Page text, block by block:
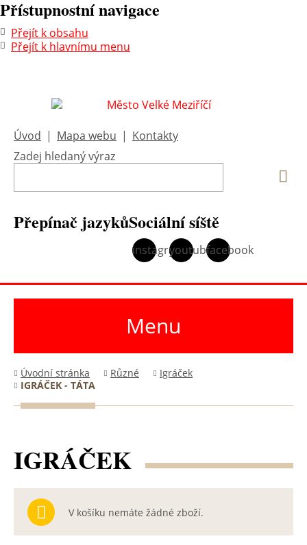
Přístupnostní navigace
Přejít k obsahu
Přejít k hlavnímu menu
Úvod | Mapa webu | Kontakty
Zadej hledaný výraz
Přepínač jazykůSociální síště
instagramyoutubefacebook
Menu
Úvodní stránka Různé
Igráček
IGRÁČEK - TÁTA
IGRÁČEK
V košíku nemáte žádné zboží.